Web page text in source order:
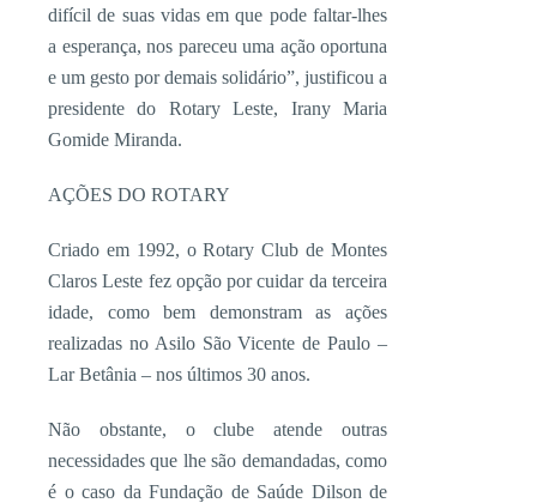
difícil de suas vidas em que pode faltar-lhes
a esperança, nos pareceu uma ação oportuna
e um gesto por demais solidário”, justificou a
presidente do Rotary Leste, Irany Maria
Gomide Miranda.
AÇÕES DO ROTARY
Criado em 1992, o Rotary Club de Montes
Claros Leste fez opção por cuidar da terceira
idade, como bem demonstram as ações
realizadas no Asilo São Vicente de Paulo –
Lar Betânia – nos últimos 30 anos.
Não obstante, o clube atende outras
necessidades que lhe são demandadas, como
é o caso da Fundação de Saúde Dilson de